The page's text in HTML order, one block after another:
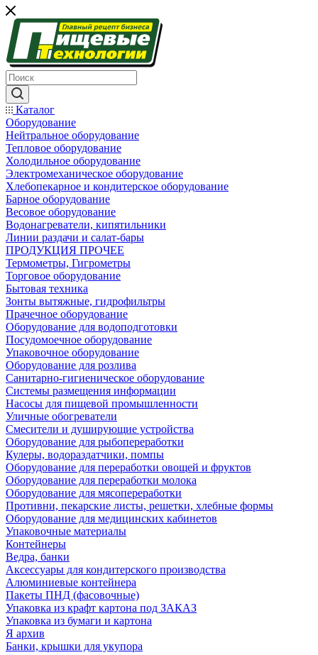
Каталог
Оборудование
Нейтральное оборудование
Тепловое оборудование
Холодильное оборудование
Электромеханическое оборудование
Хлебопекарное и кондитерское оборудование
Барное оборудование
Весовое оборудование
Водонагреватели, кипятильники
Линии раздачи и салат-бары
ПРОДУКЦИЯ ПРОЧЕЕ
Термометры, Гигрометры
Торговое оборудование
Бытовая техника
Зонты вытяжные, гидрофильтры
Прачечное оборудование
Оборудование для водоподготовки
Посудомоечное оборудование
Упаковочное оборудование
Оборудование для розлива
Санитарно-гигиеническое оборудование
Системы размещения информации
Насосы для пищевой промышленности
Уличные обогреватели
Смесители и душирующие устройства
Оборудование для рыбопереработки
Кулеры, водораздатчики, помпы
Оборудование для переработки овощей и фруктов
Оборудование для переработки молока
Оборудование для мясопереработки
Противни, пекарские листы, решетки, хлебные формы
Оборудование для медицинских кабинетов
Упаковочные материалы
Контейнеры
Ведра, банки
Аксессуары для кондитерского производства
Алюминиевые контейнера
Пакеты ПНД (фасовочные)
Упаковка из крафт картона под ЗАКАЗ
Упаковка из бумаги и картона
Я архив
Банки, крышки для укупора